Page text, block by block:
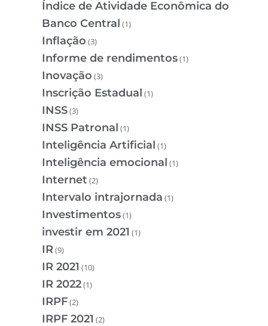
Índice de Atividade Econômica do
Banco Central (1)
Inflação (3)
Informe de rendimentos(1)
Inovação (3)
Inscrição Estadual (1)
INSS(3)
INSS Patronal (1)
Inteligência Artificial (1)
Inteligência emocional (1)
Internet (2)
Intervalo intrajornada (1)
Investimentos(1)
investir em 2021 (1)
IR(9)
IR 2021 (10)
IR 2022(1)
IRPF(2)
IRPF 2021 (2)